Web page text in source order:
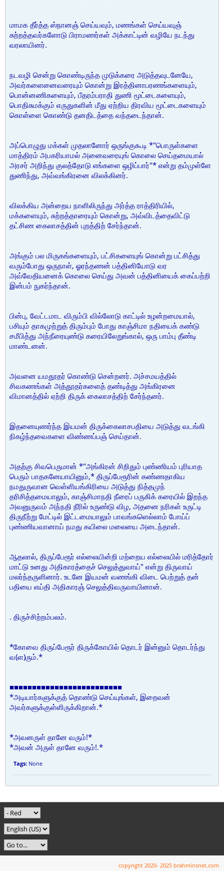
மாமக தீர்த்த ஸ்நானஞ் செய்யவும், மணங்கள் செய்யவுஞ்
சுற்றத்தவர்களோடு பிராமணர்கள் அக்காட்டின் வழியே நடந்து
வரலாயினர்.
நடவழி சென்று கொண்டிருந்த முடுக்கரை அடுத்தவுடனேயே,
அவர்களைனைவரையும் கொன்று இரத்தினாபரணங்களையும்,
பொன்னணிகளையும், பீதரம்பராதி துணி மூட்டைகளையும்,
பொதிசுமக்கும் எருதுகளின் மீது ஏற்றிய திரவிய மூட்டைகளையும்
கொள்ளை கொண்டு தனதிடத்தை வந்தடைந்தான்.
அப்பொழுது மக்கள் முதலானோர் ஒருங்குகூடி *"பொருள்களை
மாத்திரம் அபகரியாமல் அனைவரையுங் கொலை செய்தமையால்
அரசர் அறிந்து குலத்தோடு எங்களை ஒழிப்பார்"* என்று தம்முள்ளே
துணிந்து, அவ்வங்கிரனை விலக்கினர்.
விலக்கிய அன்றைய நாளிலிருந்து அர்த்த ராத்திரியில்,
மக்களையும், சுற்றத்தாரையும் கொன்று, அவ்விடத்தைவிட்டு
தட்சிண கைலாசத்தின் புறத்திற் சேர்ந்தான்.
அங்கும் பல மிருகங்களையும், பட்சிகளையுங் கொன்று பட்சித்து
வரும்போது ஒருநாள், ஓரந்தணன் பத்தினியோடு வர
அவ்வேதியனைக் கொலை செய்து அவன் பத்தினியைக் கைப்பற்றி
இன்பம் நுகர்ந்தான்.
பின்பு, வேட்டமாட விரும்பி வில்லோடு காட்டில் உழன்றமையால்,
பசியும் தாகமுற்றுத் திரும்பும் போது காஞ்சிமா நதியைக் கண்டு
சமீபித்து அந்நீரையுண்டு கரையிலேறுங்கால், ஒரு பாம்பு தீண்டி
மாண்டனன்.
அவனை யமதூதர் கொண்டு சென்றனர். அச்சமயத்தில்
சிவகணங்கள் அத்தூதர்களைத் தண்டித்து அங்கிரனை
விமானத்தில் ஏற்றி திருக் கைலாசத்திற் சேர்ந்தனர்.
இதனையுணர்ந்த இயமன் திருக்கைலாசபதியை அடுத்து வடங்கி
நிகழ்ந்தவைகளை விண்ணப்பஞ் செய்தான்.
அதற்கு சிவபெருமான் *"அங்கிரன் சிறிதும் புண்ணியம் புரியாத
பெரும் பாதகனேயாயினும்,* திருப்பேரூரின் கண்ணதாகிய
நமதுருவான வெள்ளியங்கிரியை அடுத்து நித்தமுந்
தரிசித்தமையாலும், காஞ்சிமாநதி நீரைப் பருகிக் கரையில் இறந்த
அவனுருவம் அந்நதி நீரில் உருண்டு விழ, அதனை நரிகள் உருட்டி
திருநீற்று மேட்டில் இட்டமையாலும் பாவங்களெல்லாம் போய்ப்
புண்ணியவானாய் நமது கயிலை மலையை அடைந்தான்.
ஆதலால், திருப்பேரூர் எல்லையின்றி மற்றைய எல்லையில் மரித்தோர்
மாட்டு உனது அதிகாரத்தைச் செலுத்துவாய்" என்று திருவாய்
மலர்ந்தருளினார். உடனே இயமன் வணங்கி விடை பெற்றுத் தன்
பதியை எய்தி அதிகாரஞ் செலுத்திவருவாயினான்.
. திருச்சிற்றம்பலம்.
*கோவை திருப்பேரூர் திருக்கோயில் தொடர் இன்னும் தொடர்ந்து
வ(ள)ரும்.*
■■■■■■■■■■■■■■■■■■■■■■■■■
*அடியார்களுக்குத் தொண்டு செய்யுங்கள், இறைவன்
அவர்களுக்குள்ளிருக்கிறான்.*
*அவனருள் தானே வரும்!*
*அவன் அருள் தானே வரும்!.*
Tags: None
copyright 2020- 2025 brahminsnet.com